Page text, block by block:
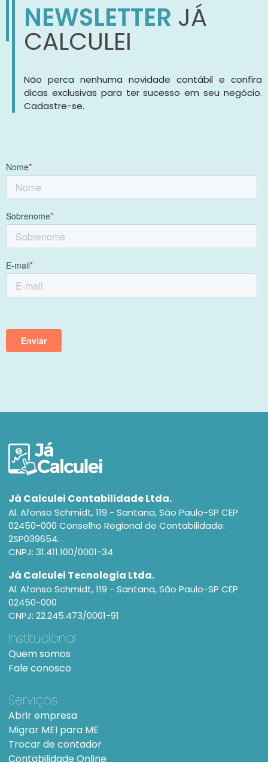
NEWSLETTER JÁ
CALCULEI
Não perca nenhuma novidade contábil e confira
dicas exclusivas para ter sucesso em seu negócio.
Cadastre-se.
Já Calculei Contabilidade Ltda.
Al. Afonso Schmidt, 119 - Santana, São Paulo-SP CEP
02450-000 Conselho Regional de Contabilidade:
2SP039654.
CNPJ: 31.411.100/0001-34
Já Calculei Tecnologia Ltda.
Al. Afonso Schmidt, 119 - Santana, São Paulo-SP CEP
02450-000
CNPJ: 22.245.473/0001-91
Institucional
Quem somos
Fale conosco
Serviços
Abrir empresa
Migrar MEI para ME
Trocar de contador
Contabilidade Online